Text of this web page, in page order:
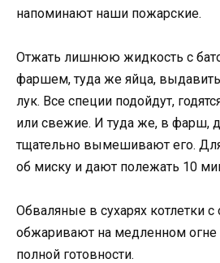
напоминают наши пожарские.
Отжать лишнюю жидкость с
фаршем, туда же яйца, выдавить
лук. Все специи подойдут,
или свежие. И туда же, в фарш,
тщательно вымешивают его.
об миску и дают полежать 10
Обваляные в сухарях котлетки с
обжаривают на медленном
полной готовности.